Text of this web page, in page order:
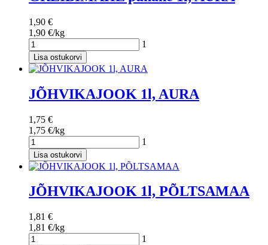
1,90 €
1,90 €/kg
1
Lisa ostukorvi
JÕHVIKAJOOK 1l, AURA
1,75 €
1,75 €/kg
1
Lisa ostukorvi
JÕHVIKAJOOK 1l, PÕLTSAMAA
1,81 €
1,81 €/kg
1